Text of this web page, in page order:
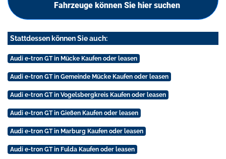
Fahrzeuge können Sie hier suchen
Stattdessen können Sie auch:
Audi e-tron GT in Mücke Kaufen oder leasen
Audi e-tron GT in Gemeinde Mücke Kaufen oder leasen
Audi e-tron GT in Vogelsbergkreis Kaufen oder leasen
Audi e-tron GT in Gießen Kaufen oder leasen
Audi e-tron GT in Marburg Kaufen oder leasen
Audi e-tron GT in Fulda Kaufen oder leasen